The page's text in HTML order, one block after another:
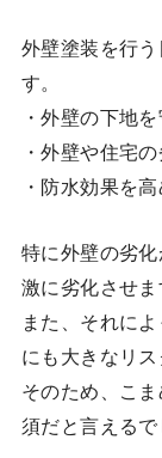
外壁塗装を行
す。
・外壁の下地を
・外壁や住宅
・防水効果を高
特に外壁の劣
激に劣化させま
また、それに
にも大きなリス
そのため、こ
須だと言えるで